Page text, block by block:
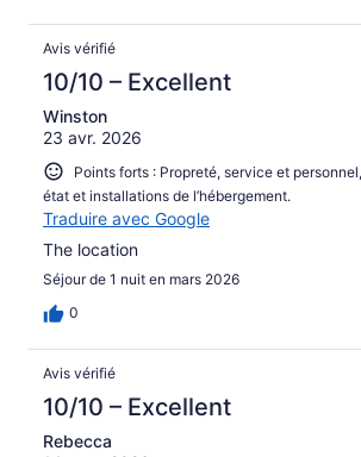
Avis vérifié
10/10 – Excellent
Winston
23 avr. 2026
Points forts : Propreté, service et
état et installations de l’hébergement.
Traduire avec Google
The location
Séjour de 1 nuit en mars 2026
0
Avis vérifié
10/10 – Excellent
Rebecca